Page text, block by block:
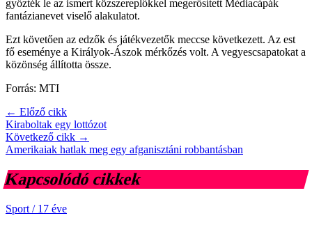
győzték le az ismert közszereplőkkel megerősített Médiacápák
fantázianevet viselő alakulatot.
Ezt követően az edzők és játékvezetők meccse következett. Az est
fő eseménye a Királyok-Ászok mérkőzés volt. A vegyescsapatokat a
közönség állította össze.
Forrás: MTI
← Előző cikk
Kiraboltak egy lottózot
Következő cikk →
Amerikaiak hatlak meg egy afganisztáni robbantásban
Kapcsolódó cikkek
Sport / 17 éve